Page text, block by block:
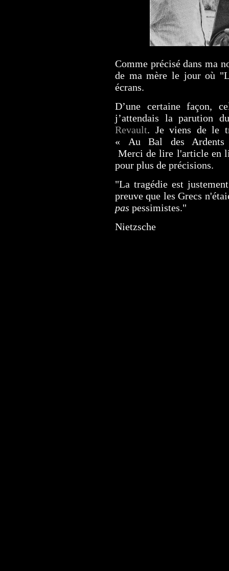
Comme précisé dans ma
de ma mère le jour où
écrans.
D’une certaine façon,
j’attendais la parution
Revault. Je viens de le
« Au Bal des
Merci de lire l'article en
pour plus de précisions.
"La tragédie est
preuve que les Grecs
pas pessimistes."
Nietzsche